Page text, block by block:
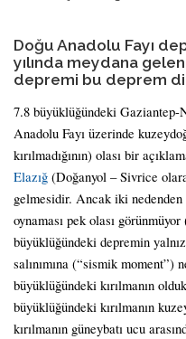
Doğu Anadolu Fayı
yılında meydana
depremi bu deprem
7.8 büyüklüğündeki Gaziantep-
Anadolu Fayı üzerinde
kırılmadığının) olası bir
Elazığ (Doğanyol – Sivrice
gelmesidir. Ancak iki
oynaması pek olası
büyüklüğündeki depremin
salınımına (“sismik
büyüklüğündeki kırılmanın
büyüklüğündeki kırılmanın
kırılmanın güneybatı ucu